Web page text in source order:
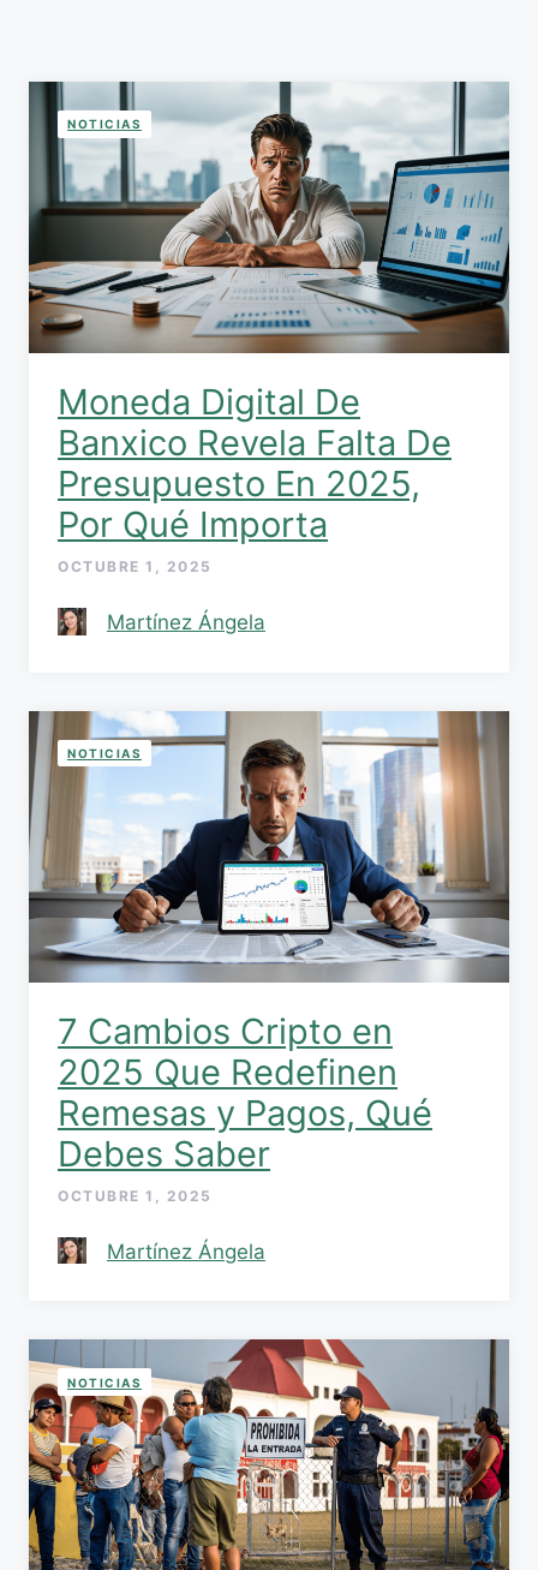
NOTICIAS
Moneda Digital De
Banxico Revela Falta De
Presupuesto En 2025,
Por Qué Importa
OCTUBRE 1, 2025
Martínez Ángela
NOTICIAS
7 Cambios Cripto en
2025 Que Redefinen
Remesas y Pagos, Qué
Debes Saber
OCTUBRE 1, 2025
Martínez Ángela
NOTICIAS